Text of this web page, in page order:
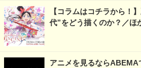
【コラムはコチラから！
代”をどう描くのか？／ほ
アニメを見るならABEMA